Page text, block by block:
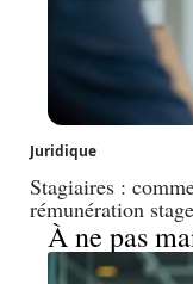
Juridique
Stagiaires :
rémunération
À ne pas